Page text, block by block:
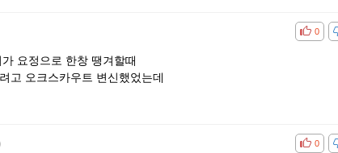
비공감
0
요정으로 한창 땡겨할때
고 오크스카우트 변신했었는데
비공감
0